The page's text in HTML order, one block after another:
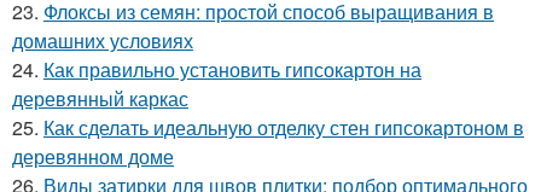
23. Флоксы из семян: простой способ выращивания в
домашних условиях
24. Как правильно установить гипсокартон на
деревянный каркас
25. Как сделать идеальную отделку стен гипсокартоном в
деревянном доме
26. Виды затирки для швов плитки: подбор оптимального